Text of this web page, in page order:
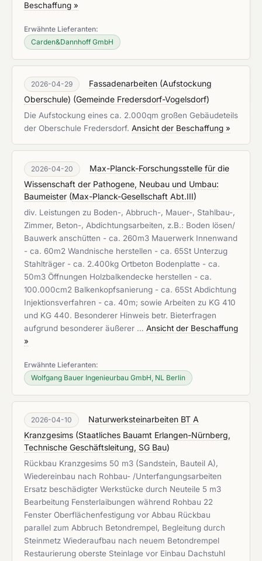
Beschaffung »
Erwähnte Lieferanten:
Carden&Dannhoff GmbH
2026-04-29
Fassadenarbeiten (Aufstockung
Oberschule) (Gemeinde Fredersdorf-Vogelsdorf)
Die Aufstockung eines ca. 2.000qm großen Gebäudeteils
der Oberschule Fredersdorf. Ansicht der Beschaffung »
2026-04-20
Max-Planck-Forschungsstelle für die
Wissenschaft der Pathogene, Neubau und Umbau:
Baumeister (Max-Planck-Gesellschaft Abt.III)
div. Leistungen zu Boden-, Abbruch-, Mauer-, Stahlbau-,
Zimmer, Beton-, Abdichtungsarbeiten, z.B.: Boden lösen/
Bauwerk anschütten - ca. 260m3 Mauerwerk Innenwand
- ca. 60m2 Wandnische herstellen - ca. 65St Unterzug
Stahlträger - ca. 2.400kg Ortbeton Bodenplatte - ca.
50m3 Öffnungen Holzbalkendecke herstellen - ca.
100.000cm2 Balkenkopfsanierung - ca. 65St Abdichtung
Injektionsverfahren - ca. 40m; sowie Arbeiten zu KG 410
und KG 440. Besonderer Hinweis betr. Bieterfragen
aufgrund besonderer äußerer … Ansicht der Beschaffung
»
Erwähnte Lieferanten:
Wolfgang Bauer Ingenieurbau GmbH, NL Berlin
2026-04-10
Naturwerksteinarbeiten BT A
Kranzgesims (Staatliches Bauamt Erlangen-Nürnberg,
Technische Geschäftsleitung, SG Bau)
Rückbau Kranzgesims 50 m3 (Sandstein, Bauteil A),
Wiedereinbau nach Rohbau- /Unterfangungsarbeiten
Ersatz beschädigter Werkstücke durch Neuteile 5 m3
Bearbeitung Fensterlaibungen während Rohbau 22
Fenster Oberflächenfestigung vor Abbau Rückbau
parallel zum Abbruch Betondrempel, Begleitung durch
Steinmetz Wiederaufbau nach neuem Betondrempel
Restaurierung oberste Steinlage vor Einbau Dachstuhl